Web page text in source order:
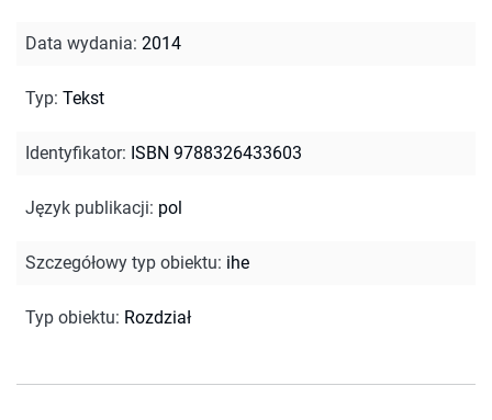
Data wydania: 2014
Typ: Tekst
Identyfikator: ISBN 9788326433603
Język publikacji: pol
Szczegółowy typ obiektu: ihe
Typ obiektu: Rozdział